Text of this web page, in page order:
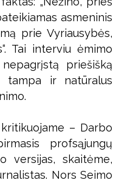
asmeninis
prie Vyriausybės,
Tai interviu ėmimo
priešišką
tampa ir natūralus
– Darbo
profsąjungų
versijas, skaitėme,
Nors Seimo